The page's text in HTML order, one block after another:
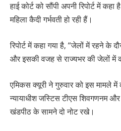
हाई कोर्ट को सौंपी अपनी रिपोर्ट में
महिला कैदी गर्भवती हो रही हैं।
रिपोर्ट में कहा गया है, “जेलों में रहने के
और इसकी वजह से राज्यभर की जेलों में
एमिकस क्यूरी ने गुरुवार को इस मामले में
न्यायाधीश जस्टिस टीएस शिवगणनम
खंडपीठ के सामने दो नोट रखे।